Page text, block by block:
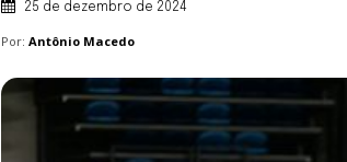
25 de dezembro de 2024
Por: Antônio Macedo